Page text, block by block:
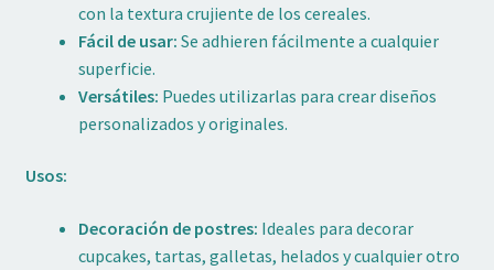
con la textura crujiente de los cereales.
Fácil de usar: Se adhieren fácilmente a cualquier
superficie.
Versátiles: Puedes utilizarlas para crear diseños
personalizados y originales.
Usos:
Decoración de postres: Ideales para decorar
cupcakes, tartas, galletas, helados y cualquier otro